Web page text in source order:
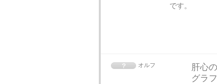
です。
オルフ
肝心
グラ